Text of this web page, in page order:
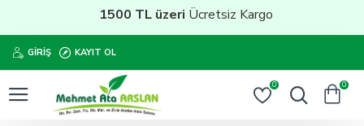
1500 TL üzeriÜcretsiz Kargo
GIRIŞ KAYIT OL
0 0